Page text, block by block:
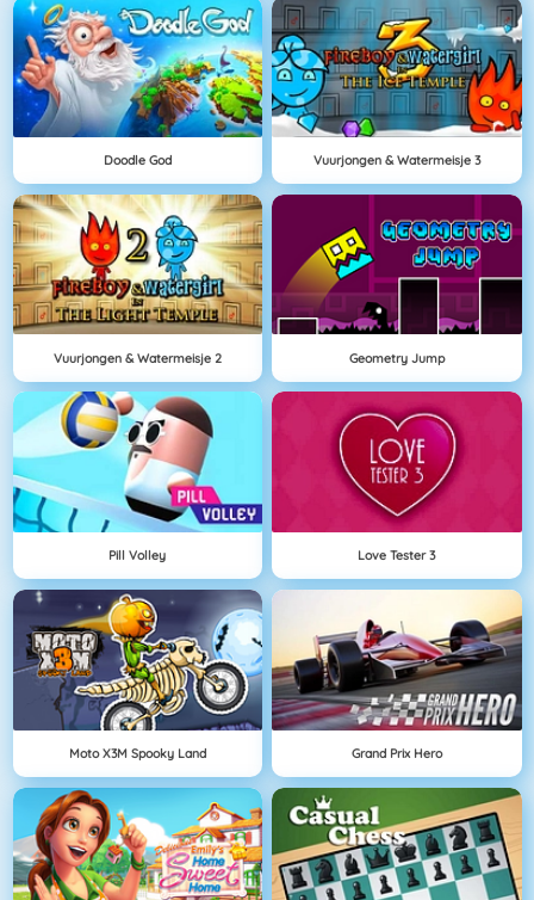
Doodle God Vuurjongen & Watermeisje 3
Vuurjongen & Watermeisje 2 Geometry Jump
Pill Volley Love Tester 3
Moto X3M Spooky Land Grand Prix Hero